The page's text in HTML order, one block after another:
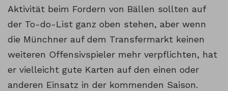
Aktivität beim Fordern von Bällen sollten auf
der To-do-List ganz oben stehen, aber wenn
die Münchner auf dem Transfermarkt keinen
weiteren Offensivspieler mehr verpflichten, hat
er vielleicht gute Karten auf den einen oder
anderen Einsatz in der kommenden Saison.